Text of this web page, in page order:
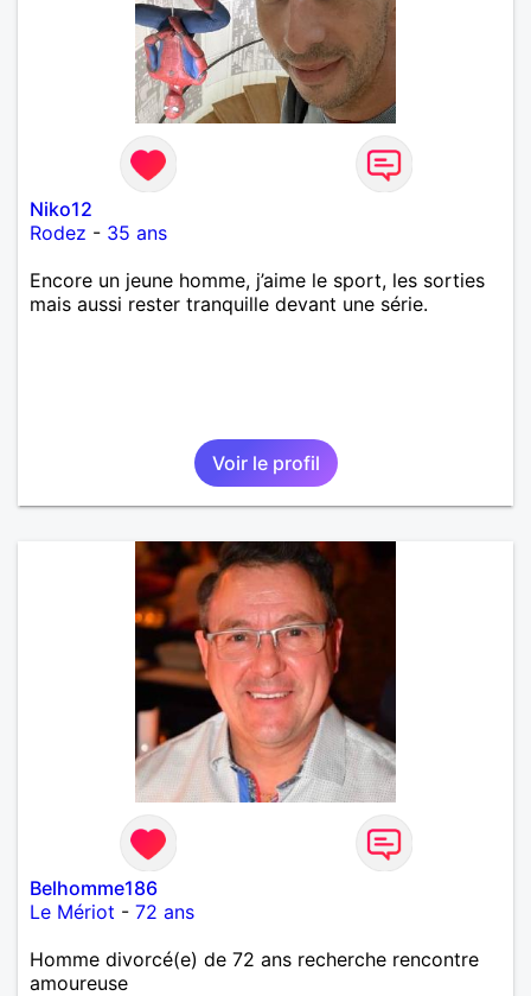
Niko12
Rodez - 35 ans
Encore un jeune homme, j’aime le sport, les sorties
mais aussi rester tranquille devant une série.
Voir le profil
Belhomme186
Le Mériot - 72 ans
Homme divorcé(e) de 72 ans recherche rencontre
amoureuse